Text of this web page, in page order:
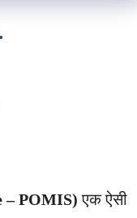
– POMIS) एक ऐसी